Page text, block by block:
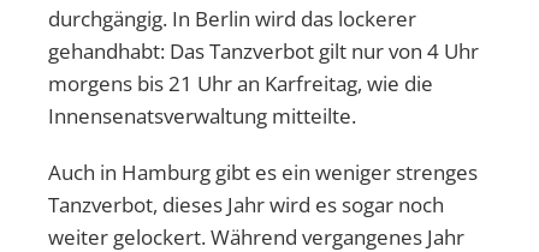
durchgängig. In Berlin wird das lockerer
gehandhabt: Das Tanzverbot gilt nur von 4 Uhr
morgens bis 21 Uhr an Karfreitag, wie die
Innensenatsverwaltung mitteilte.
Auch in Hamburg gibt es ein weniger strenges
Tanzverbot, dieses Jahr wird es sogar noch
weiter gelockert. Während vergangenes Jahr